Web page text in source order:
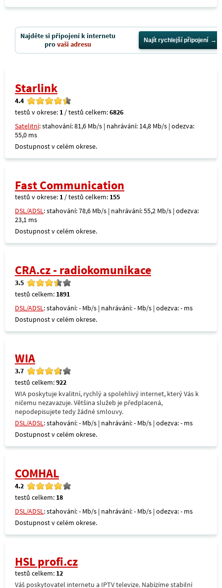
Najděte si připojení k internetu
provaši adresu Najít rychlejší připojení
Starlink
4.4
testů v okrese: 1 / testů celkem:6826
Satelitní: stahování: 81,6 Mb/s | nahrávání: 14,8 Mb/s | odezva:
55,0 ms
Dostupnost v celém okrese.
Fast Communication
testů v okrese: 1 / testů celkem: 155
DSL/ADSL: stahování: 78,6 Mb/s | nahrávání: 55,2 Mb/s | odezva:
23,1 ms
Dostupnost v celém okrese.
CRA.cz - radiokomunikace
3.5
testů celkem: 1891
DSL/ADSL: stahování: - Mb/s | nahrávání: - Mb/s | odezva: - ms
Dostupnost v celém okrese.
WIA
3.7
testů celkem:922
WIA poskytuje kvalitní, rychlý a spolehlivý internet, který Vás k
ničemu nezavazuje. Většina služeb je předplacená,
nepodepisujete tedy žádné smlouvy.
DSL/ADSL: stahování: - Mb/s | nahrávání: - Mb/s | odezva: - ms
Dostupnost v celém okrese.
COMHAL
4.2
testů celkem: 18
DSL/ADSL: stahování: - Mb/s | nahrávání: - Mb/s | odezva: - ms
Dostupnost v celém okrese.
HSL profi.cz
testů celkem: 12
Váš poskytovatel internetu a IPTV televize. Nabízíme stabilní